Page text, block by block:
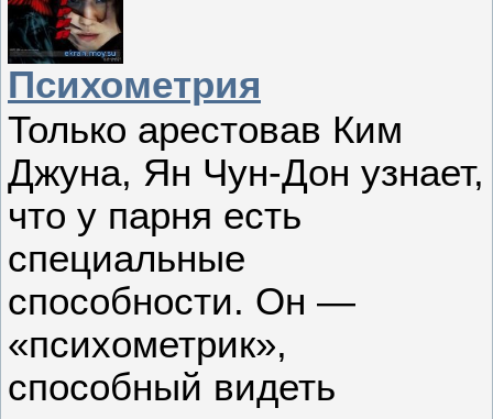
Психометрия
Только арестовав Ким
Джуна, Ян Чун-Дон узнает,
что у парня есть
специальные
способности. Он —
«психометрик»,
способный видеть